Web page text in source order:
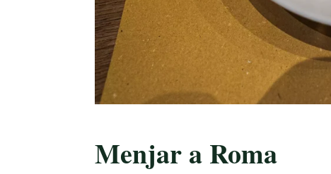
Menjar a Roma